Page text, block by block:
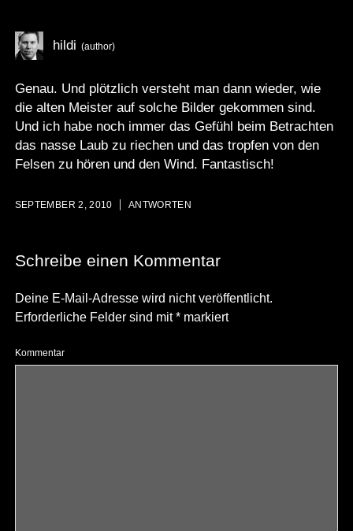
hildi
Genau. Und plötzlich versteht man dann wieder, wie
die alten Meister auf solche Bilder gekommen sind.
Und ich habe noch immer das Gefühl beim Betrachten
das nasse Laub zu riechen und das tropfen von den
Felsen zu hören und den Wind. Fantastisch!
SEPTEMBER 2, 2010 ANTWORTEN
Schreibe einen Kommentar
Deine E-Mail-Adresse wird nicht veröffentlicht.
Erforderliche Felder sind mit*markiert
Kommentar